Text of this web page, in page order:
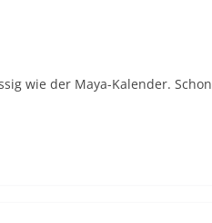
wie der Maya-Kalender. Schon